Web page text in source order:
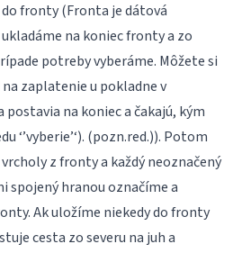
fronty (Fronta je dátová
na koniec fronty a zo
potreby vyberáme. Môžete si
zaplatenie u pokladne v
na koniec a čakajú, kým
‘’vyberie’‘). (pozn.red.)). Potom
z fronty a každý neoznačený
spojený hranou označíme a
Ak uložíme niekedy do fronty
cesta zo severu na juh a